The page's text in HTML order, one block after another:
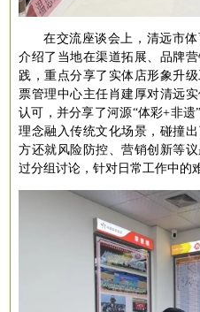
在交流座谈会上，清远市
介绍了当地在渠道拓展、品牌
践，重点分享了实体店形象升
票管理中心主任肖建厚对清远
认可，并分享了河源“体彩+非
理念融入传统文化场景，碰撞
方还就风险防控、营销创新等
过分组讨论，针对日常工作中的